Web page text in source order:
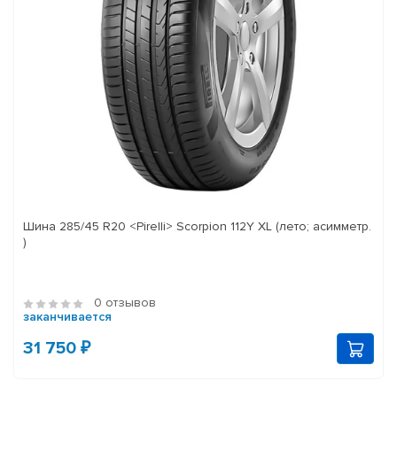
Шина 285/45 R20 <Pirelli> Scorpion 112Y XL (лето; асимметр.
)
0 отзывов
заканчивается
31 750 ₽